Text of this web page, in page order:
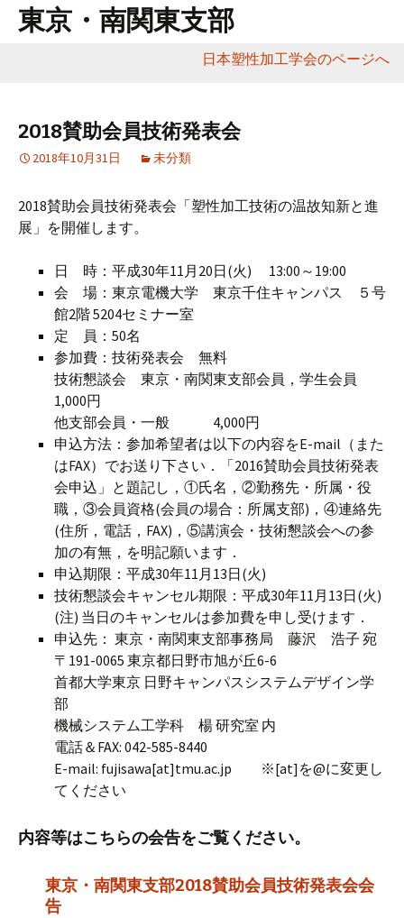
東京・南関東支部
日本塑性加工学会のページへ
2018賛助会員技術発表会
2018年10月31日 未分類
2018賛助会員技術発表会「塑性加工技術の温故知新と進
展」を開催します。
日 時：平成30年11月20日(火) 13:00～19:00
会 場：東京電機大学 東京千住キャンパス ５号
館2階 5204セミナー室
定 員：50名
参加費：技術発表会 無料
技術懇談会 東京・南関東支部会員，学生会員
1,000円
他支部会員・一般 4,000円
申込方法：参加希望者は以下の内容をE-mail（また
はFAX）でお送り下さい．「2016賛助会員技術発表
会申込」と題記し，①氏名，②勤務先・所属・役
職，③会員資格(会員の場合：所属支部)，④連絡先
(住所，電話，FAX)，⑤講演会・技術懇談会への参
加の有無，を明記願います．
申込期限：平成30年11月13日(火)
技術懇談会キャンセル期限：平成30年11月13日(火)
(注) 当日のキャンセルは参加費を申し受けます．
申込先： 東京・南関東支部事務局 藤沢 浩子 宛
〒191-0065 東京都日野市旭が丘6-6
首都大学東京 日野キャンパスシステムデザイン学
部
機械システム工学科 楊 研究室 内
電話＆FAX: 042-585-8440
E-mail: fujisawa[at]tmu.ac.jp ※[at]を@に変更し
てください
内容等はこちらの会告をご覧ください。
東京・南関東支部2018賛助会員技術発表会会
告